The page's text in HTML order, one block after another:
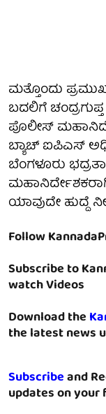
ಮತ್ತೊಂದು
ಬದಲಿಗೆ
ಪೊಲೀಸ್
ಬ್ಯಾಚ್ ಐಪಿಎಸ್
ಬೆಂಗಳೂರು
ಯಾವುದೇ ಹುದ್ದೆ
Follow
Subscribe to
watch Videos
Download the
the latest news
Subscribeand
updates on